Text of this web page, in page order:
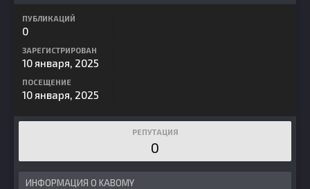
ПУБЛИКАЦИЙ
0
ЗАРЕГИСТРИРОВАН
10 января, 2025
ПОСЕЩЕНИЕ
10 января, 2025
РЕПУТАЦИЯ
0
ИНФОРМАЦИЯ О KABOMY